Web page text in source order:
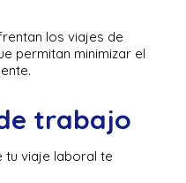
los viajes de
permitan minimizar el
trabajo
tu viaje laboral te